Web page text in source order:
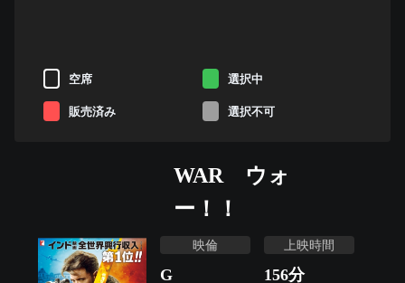
空席 選択中
販売済み 選択不可
WAR ウォ
ー！！
映倫
G
上映時間
156分